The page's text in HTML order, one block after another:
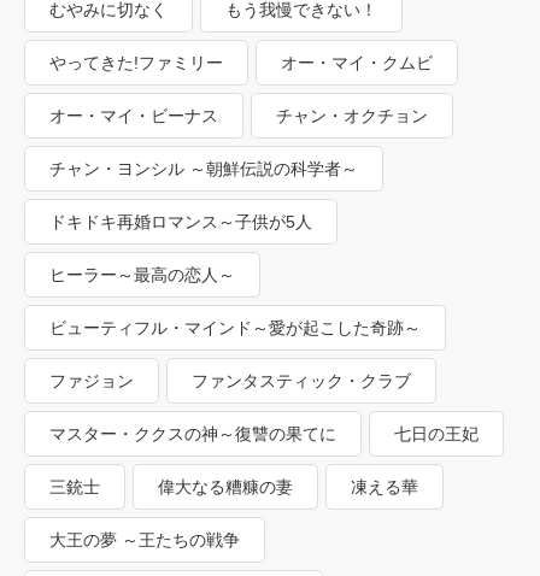
むやみに切なく もう我慢できない！
やってきた!ファミリー オー・マイ・クムビ
オー・マイ・ビーナス チャン・オクチョン
チャン・ヨンシル ～朝鮮伝説の科学者～
ドキドキ再婚ロマンス～子供が5人
ヒーラー～最高の恋人～
ビューティフル・マインド～愛が起こした奇跡～
ファジョン ファンタスティック・クラブ
マスター・ククスの神～復讐の果てに 七日の王妃
三銃士 偉大なる糟糠の妻 凍える華
大王の夢 ～王たちの戦争